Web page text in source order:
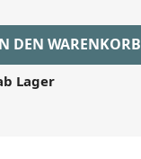
DEN WARENKORB
Lager